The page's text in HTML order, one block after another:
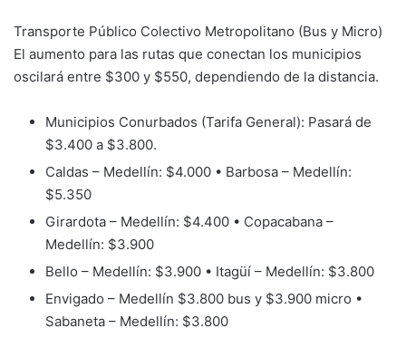
Transporte Público Colectivo Metropolitano (Bus y Micro)
El aumento para las rutas que conectan los municipios
oscilará entre $300 y $550, dependiendo de la distancia.
Municipios Conurbados (Tarifa General): Pasará de
$3.400 a $3.800.
Caldas – Medellín: $4.000 • Barbosa – Medellín:
$5.350
Girardota – Medellín: $4.400 • Copacabana –
Medellín: $3.900
Bello – Medellín: $3.900 • Itagüí – Medellín: $3.800
Envigado – Medellín $3.800 bus y $3.900 micro •
Sabaneta – Medellín: $3.800